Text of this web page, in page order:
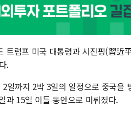
트럼프 미국 대통령과 시진핑(習近
.
일까지 2박 3일의 일정으로 중국을
과 15일 이틀 동안으로 미뤄졌다.